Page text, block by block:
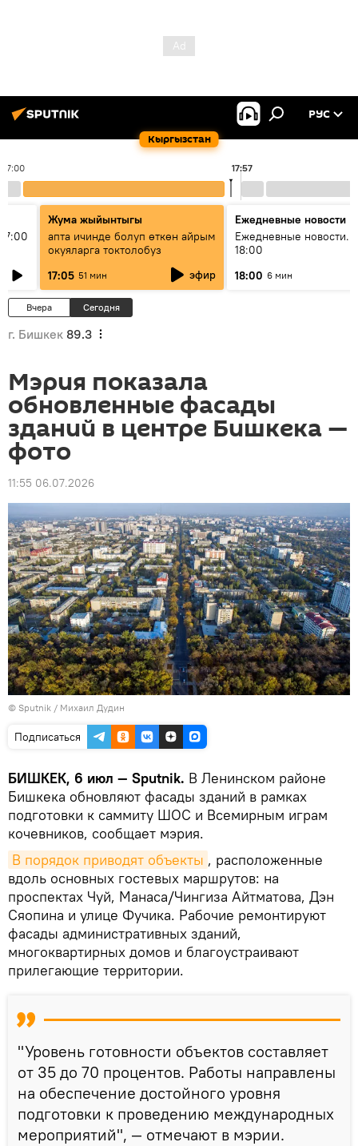
Кыргызстан
РУС
17:00 17:57
Жума жыйынтыгы
апта ичинде болуп өткөн айрым
окуяларга токтолобуз
17:05 51 мин эфир
Ежедневные новости
Ежедневные новости.
18:00
18:00 6 мин
Вчера Сегодня
г. Бишкек 89.3
Мэрия показала
обновленные фасады
зданий в центре Бишкека —
фото
11:55 06.07.2026
© Sputnik / Михаил Дудин
Подписаться
БИШКЕК, 6 июл — Sputnik. В Ленинском районе
Бишкека обновляют фасады зданий в рамках
подготовки к саммиту ШОС и Всемирным играм
кочевников, сообщает мэрия.
В порядок приводят объекты , расположенные
вдоль основных гостевых маршрутов: на
проспектах Чуй, Манаса/Чингиза Айтматова, Дэн
Сяопина и улице Фучика. Рабочие ремонтируют
фасады административных зданий,
многоквартирных домов и благоустраивают
прилегающие территории.
"Уровень готовности объектов составляет
от 35 до 70 процентов. Работы направлены
на обеспечение достойного уровня
подготовки к проведению международных
мероприятий", — отмечают в мэрии.